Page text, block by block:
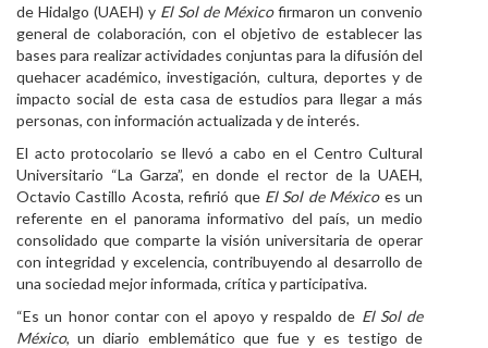
Alumni
Visitantes
de Hidalgo (UAEH) y El Sol de Méxicofirmaron un convenio
general de colaboración, con el objetivo de establecer las
bases para realizar actividades conjuntas para la difusión del
quehacer académico, investigación, cultura, deportes y de
impacto social de esta casa de estudios para llegar a más
personas, con información actualizada y de interés.
El acto protocolario se llevó a cabo en el Centro Cultural
Universitario “La Garza”, en donde el rector de la UAEH,
Octavio Castillo Acosta, refirió que El Sol de Méxicoes un
referente en el panorama informativo del país, un medio
consolidado que comparte la visión universitaria de operar
con integridad y excelencia, contribuyendo al desarrollo de
una sociedad mejor informada, crítica y participativa.
“Es un honor contar con el apoyo y respaldo de El Sol de
México, un diario emblemático que fue y es testigo de